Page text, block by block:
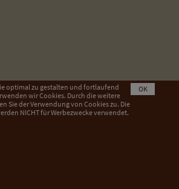
optimal zu gestalten und fortlaufend
wir Cookies. Durch die weitere
Sie der Verwendung von Cookies zu. Die
NICHT für Werbezwecke verwendet.
OK